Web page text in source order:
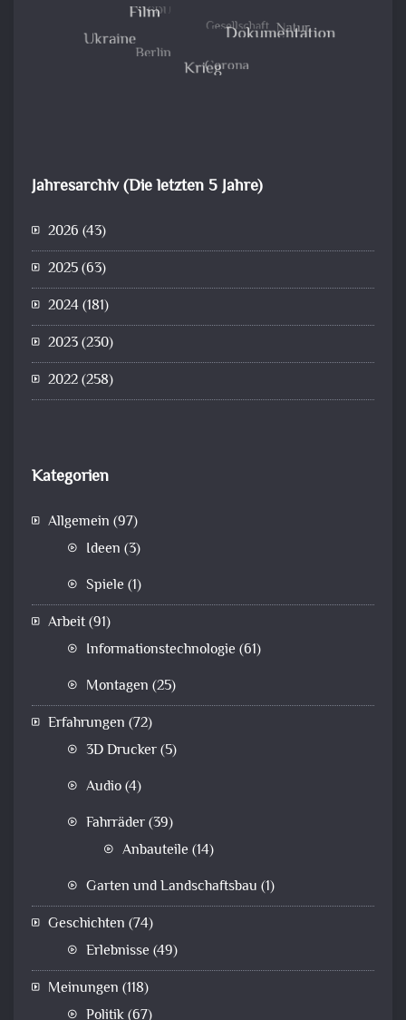
Jahresarchiv (Die letzten 5 Jahre)
2026 (43)
2025(63)
2024(181)
2023(230)
2022(258)
Kategorien
Allgemein (97)
Ideen (3)
Spiele (1)
Arbeit(91)
Informationstechnologie (61)
Montagen (25)
Erfahrungen (72)
3D Drucker(5)
Audio(4)
Fahrräder(39)
Anbauteile (14)
Garten und Landschaftsbau (1)
Geschichten (74)
Erlebnisse (49)
Meinungen (118)